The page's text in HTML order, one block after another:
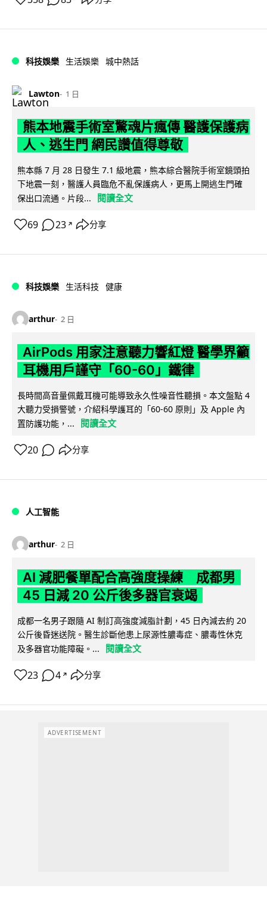
科技娛樂 生活娛樂 城中熱話
Lawton 1 日
熊本地震手術室驚魂片瘋傳 醫護保護病
人、逃生門 網民讚值得尊敬
熊本縣 7 月 28 日發生 7.1 級地震，熊本綜合醫院手術室鏡頭拍
下地震一刻，醫護人員臨危不亂保護病人，更馬上開逃生門確
保出口流通。片段...
閱讀全文
69 23 ↗ 分享
科技娛樂 生活科技 健康
arthur 2 日
AirPods 用家注意聽力響紅燈 醫學界籲
耳機用戶謹守「60-60」鐵律
長時間高音量佩戴耳機可能導致永久性噪音性聽損。本文盤點 4
大聽力受損警號，介紹科學護耳的「60-60 原則」及 Apple 內
置防護功能，...
閱讀全文
20 分享
人工智能
arthur 2 日
AI 減肥餐單配合高強度操練 成都男
45 日減 20 公斤後多器官衰竭
成都一名男子跟隨 AI 制訂高強度減脂計劃，45 日內減去約 20
公斤後昏迷送院。醫生診斷他患上尿源性膿毒症、膿毒性休克
及多器官功能障礙。...
閱讀全文
23 4 ↗ 分享
ADVERTISEMENT